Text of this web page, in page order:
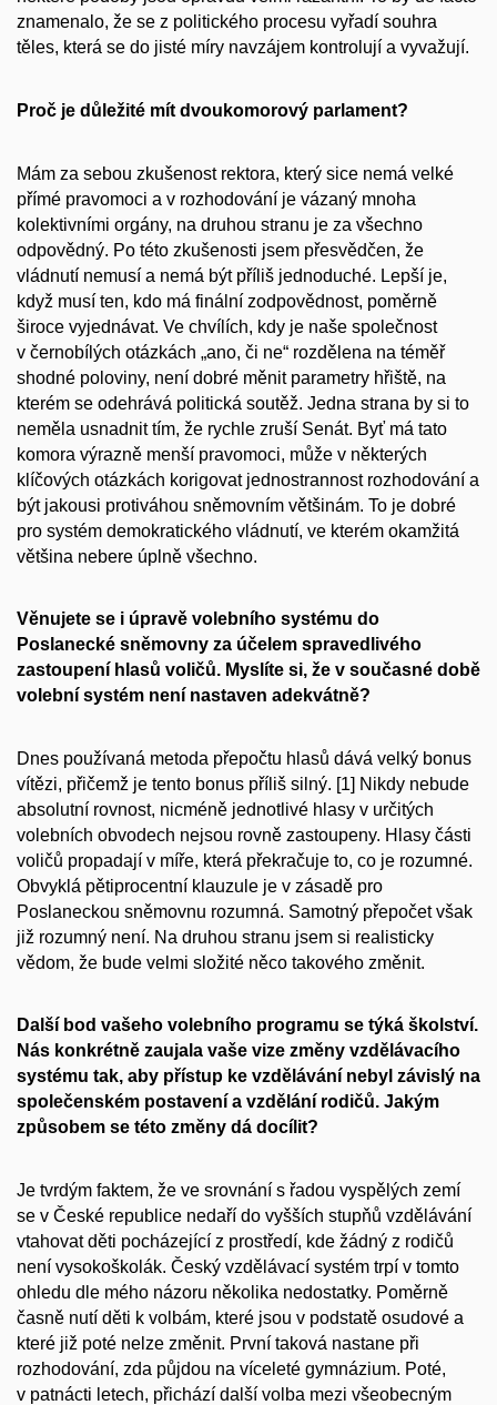
znamenalo, že se z politického procesu vyřadí souhra
těles, která se do jisté míry navzájem kontrolují a vyvažují.
Proč je důležité mít dvoukomorový parlament?
Mám za sebou zkušenost rektora, který sice nemá velké
přímé pravomoci a v rozhodování je vázaný mnoha
kolektivními orgány, na druhou stranu je za všechno
odpovědný. Po této zkušenosti jsem přesvědčen, že
vládnutí nemusí a nemá být příliš jednoduché. Lepší je,
když musí ten, kdo má finální zodpovědnost, poměrně
široce vyjednávat. Ve chvílích, kdy je naše společnost
v černobílých otázkách „ano, či ne“ rozdělena na téměř
shodné poloviny, není dobré měnit parametry hřiště, na
kterém se odehrává politická soutěž. Jedna strana by si to
neměla usnadnit tím, že rychle zruší Senát. Byť má tato
komora výrazně menší pravomoci, může v některých
klíčových otázkách korigovat jednostrannost rozhodování a
být jakousi protiváhou sněmovním většinám. To je dobré
pro systém demokratického vládnutí, ve kterém okamžitá
většina nebere úplně všechno.
Věnujete se i úpravě volebního systému do
Poslanecké sněmovny za účelem spravedlivého
zastoupení hlasů voličů. Myslíte si, že v současné době
volební systém není nastaven adekvátně?
Dnes používaná metoda přepočtu hlasů dává velký bonus
vítězi, přičemž je tento bonus příliš silný. [1] Nikdy nebude
absolutní rovnost, nicméně jednotlivé hlasy v určitých
volebních obvodech nejsou rovně zastoupeny. Hlasy části
voličů propadají v míře, která překračuje to, co je rozumné.
Obvyklá pětiprocentní klauzule je v zásadě pro
Poslaneckou sněmovnu rozumná. Samotný přepočet však
již rozumný není. Na druhou stranu jsem si realisticky
vědom, že bude velmi složité něco takového změnit.
Další bod vašeho volebního programu se týká školství.
Nás konkrétně zaujala vaše vize změny vzdělávacího
systému tak, aby přístup ke vzdělávání nebyl závislý na
společenském postavení a vzdělání rodičů. Jakým
způsobem se této změny dá docílit?
Je tvrdým faktem, že ve srovnání s řadou vyspělých zemí
se v České republice nedaří do vyšších stupňů vzdělávání
vtahovat děti pocházející z prostředí, kde žádný z rodičů
není vysokoškolák. Český vzdělávací systém trpí v tomto
ohledu dle mého názoru několika nedostatky. Poměrně
časně nutí děti k volbám, které jsou v podstatě osudové a
které již poté nelze změnit. První taková nastane při
rozhodování, zda půjdou na víceleté gymnázium. Poté,
v patnácti letech, přichází další volba mezi všeobecným